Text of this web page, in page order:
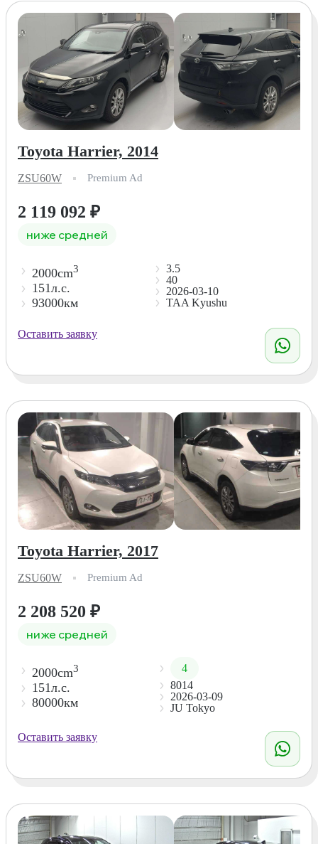
Toyota Harrier, 2014
ZSU60W Premium Ad
2 119 092 ₽
ниже средней
2000cm3
151л.с.
93000км
3.5
40
2026-03-10
TAA Kyushu
Оставить заявку
Toyota Harrier, 2017
ZSU60W Premium Ad
2 208 520 ₽
ниже средней
2000cm3
151л.с.
80000км
4
8014
2026-03-09
JU Tokyo
Оставить заявку